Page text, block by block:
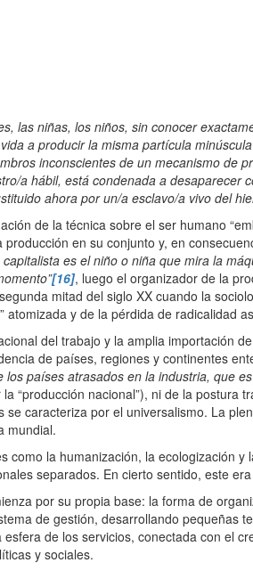
las niñas, los niños, sin conocer
a producir la misma partícula
inconscientes de un mecanismo de
a hábil, está condenada a desaparecer
ahora por un/a esclavo/a vivo del
de la técnica sobre el ser humano
en su conjunto y, en
es el niño o niña que mira la
[16], luego el organizador de la
mitad del siglo XX cuando la
y de la pérdida de radicalidad
del trabajo y la amplia importación
de países, regiones y continentes
los países atrasados en la industria, que
“producción nacional”), ni de la postura
caracteriza por el universalismo. La
mundial.
la humanización, la ecologización
separados. En cierto sentido, este
por su propia base: la forma de
de gestión, desarrollando pequeñas
de los servicios, conectada con el
y sociales.